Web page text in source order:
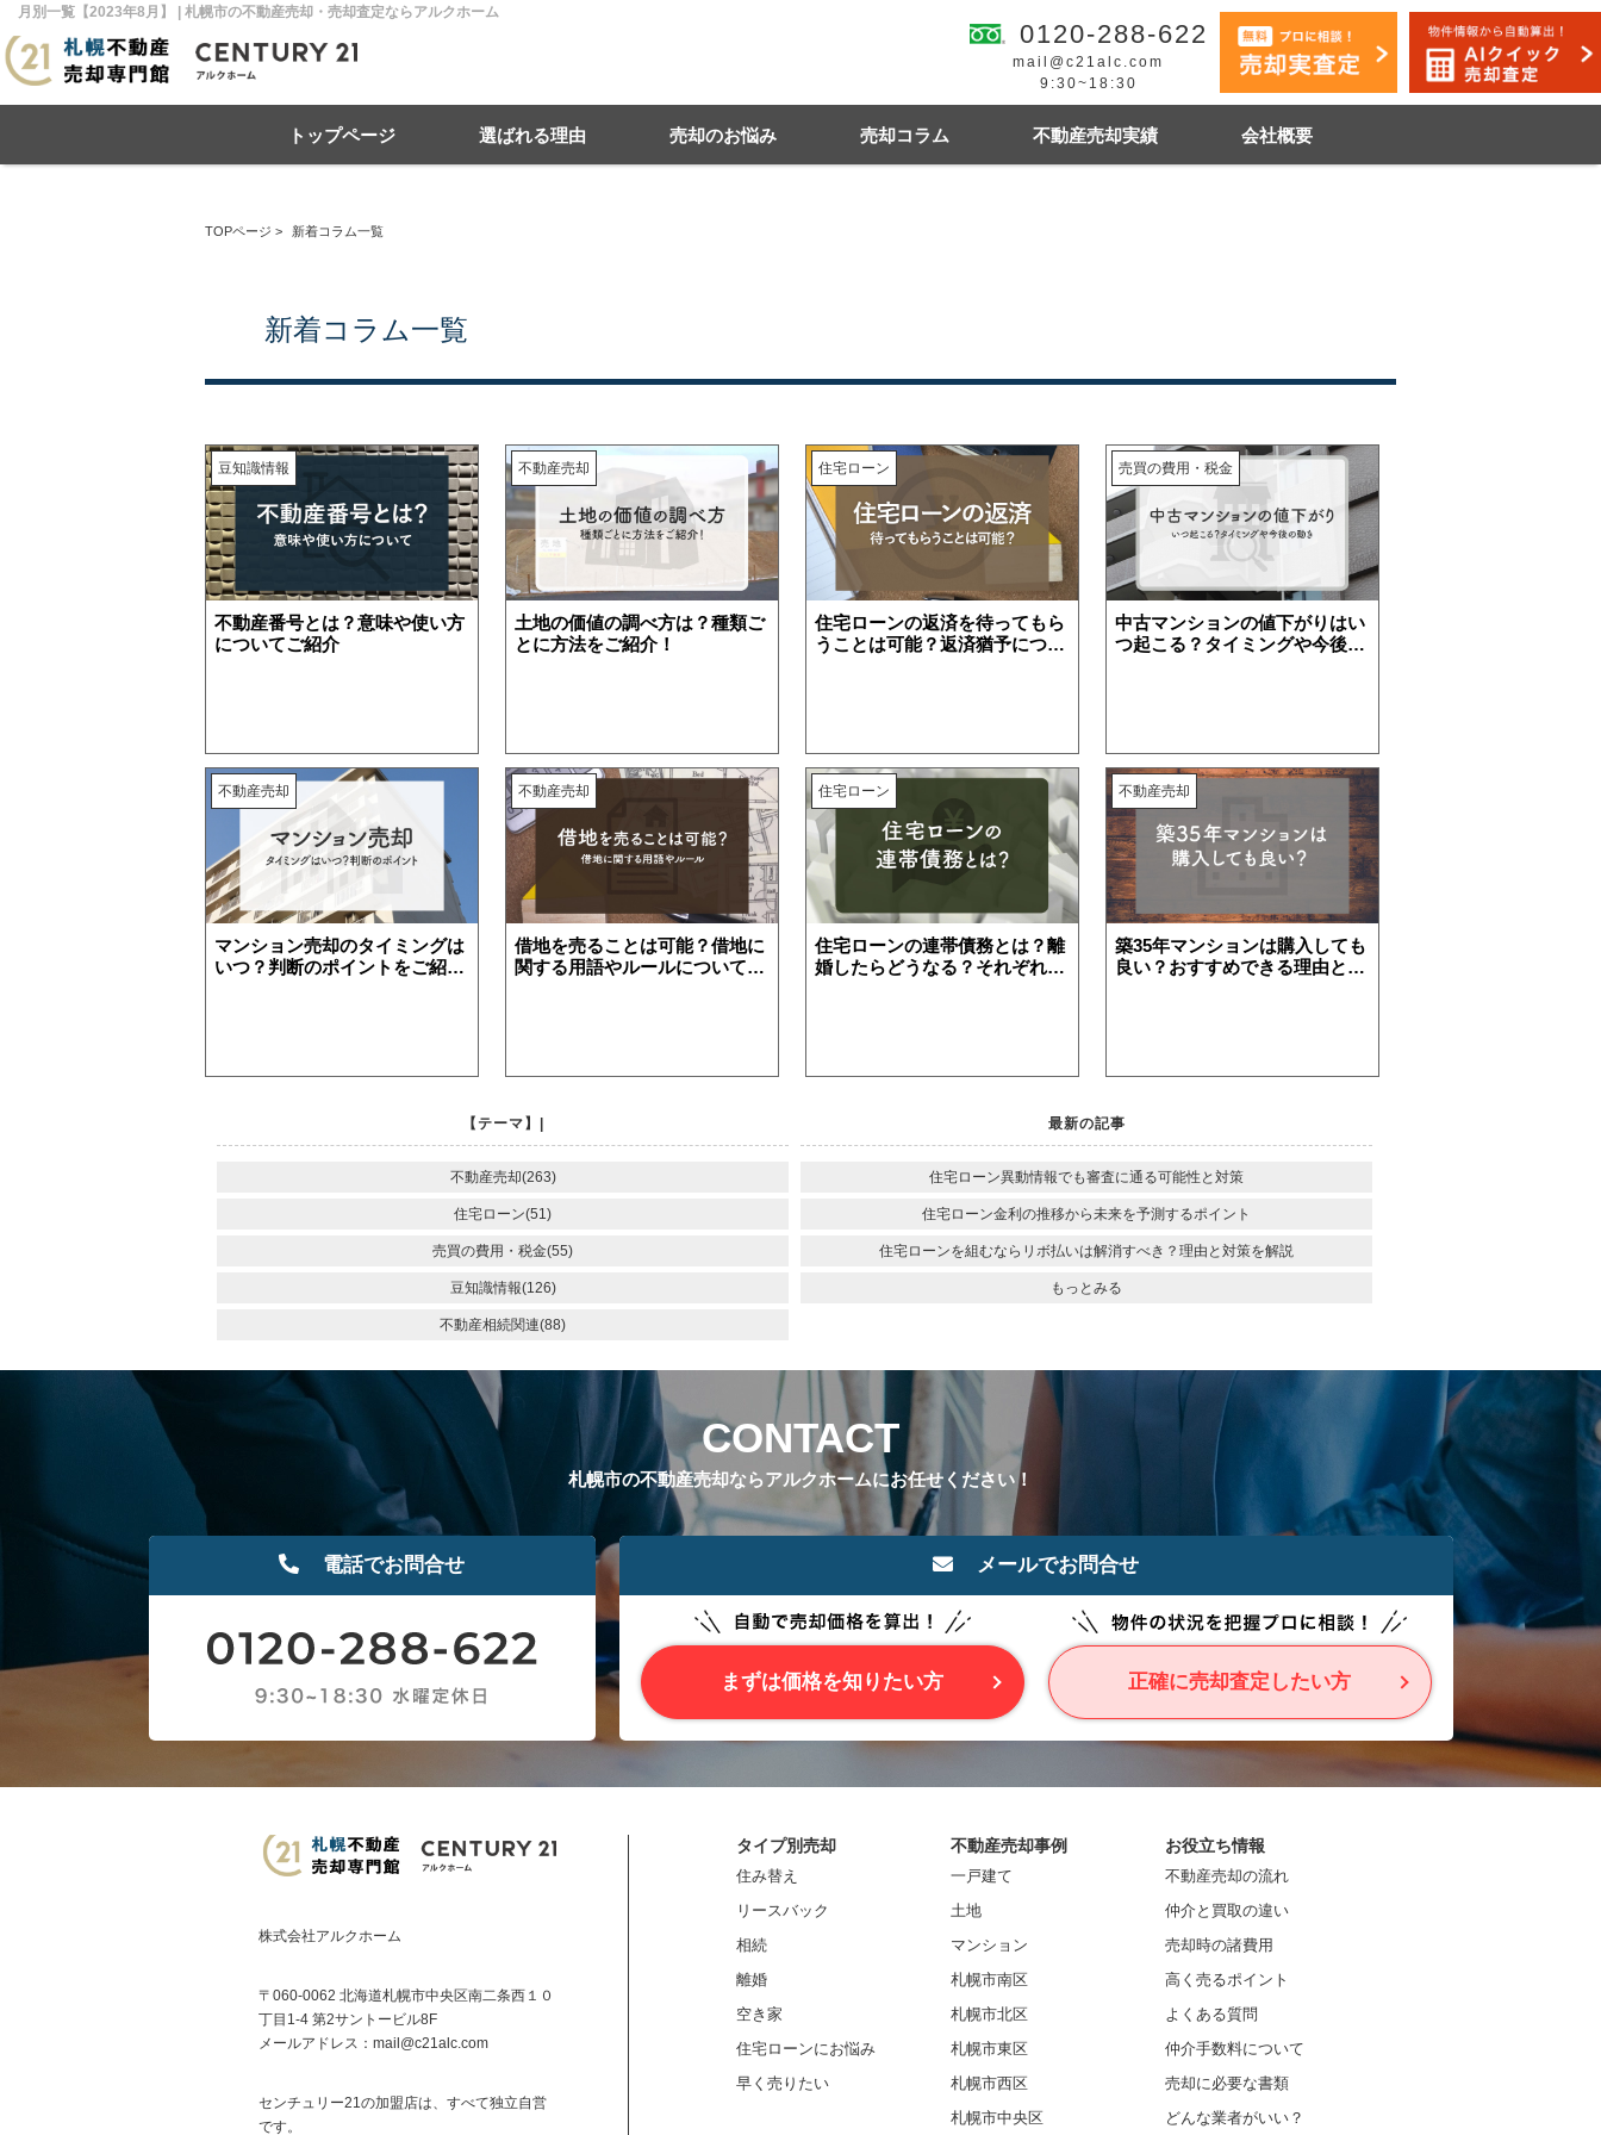
月別一覧【2023年8月】 | 札幌市の不動産売却・売却査定ならアルクホーム
0120-288-622
mail@c21alc.com
9:30~18:30
トップページ 選ばれる理由 売却のお悩み 売却コラム 不動産売却実績
札幌市豊平区 札幌市厚別区 札幌市清田区 江別市 小樽市 その他地域
住み替え リースバック 相続 離婚
会社概要
TOPページ > 新着コラム一覧
新着コラム一覧
豆知識情報
不動産番号とは？意味や使い方
についてご紹介
不動産売却
土地の価値の調べ方は？種類ご
とに方法をご紹介！
住宅ローン
住宅ローンの返済を待ってもら
うことは可能？返済猶予につい
売買の費用・税金
中古マンションの値下がりはい
つ起こる？タイミングや今後の
不動産売却
マンション売却のタイミングは
いつ？判断のポイントをご紹
不動産売却
借地を売ることは可能？借地に
関する用語やルールについて解
住宅ローン
住宅ローンの連帯債務とは？離
婚したらどうなる？それぞれ解
不動産売却
築35年マンションは購入しても
良い？おすすめできる理由と注
【テーマ】|
不動産売却(263)
住宅ローン(51)
売買の費用・税金(55)
豆知識情報(126)
不動産相続関連(88)
最新の記事
住宅ローン異動情報でも審査に通る可能性と対策
住宅ローン金利の推移から未来を予測するポイント
住宅ローンを組むならリボ払いは解消すべき？理由と対策を解説
もっとみる
CONTACT
札幌市の不動産売却ならアルクホームにお任せください！
電話でお問合せ メールでお問合せ
まずは価格を知りたい方 正確に売却査定したい方
株式会社アルクホーム
〒060-0062 北海道札幌市中央区南二条西１０
丁目1-4 第2サントービル8F
メールアドレス： mail@c21alc.com
センチュリー21の加盟店は、すべて独立自営
です。
タイプ別売却
住み替え
リースバック
相続
離婚
空き家
住宅ローンにお悩み
早く売りたい
不動産売却事例
一戸建て
土地
マンション
札幌市南区
札幌市北区
札幌市東区
札幌市西区
札幌市中央区
お役立ち情報
不動産売却の流れ
仲介と買取の違い
売却時の諸費用
高く売るポイント
よくある質問
仲介手数料について
売却に必要な書類
どんな業者がいい？